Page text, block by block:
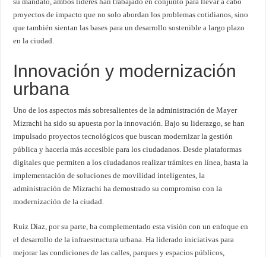
proyectos de impacto que no solo abordan los problemas cotidianos, sino
que también sientan las bases para un desarrollo sostenible a largo plazo
en la ciudad.
Innovación y modernización
urbana
Uno de los aspectos más sobresalientes de la administración de Mayer
Mizrachi ha sido su apuesta por la innovación. Bajo su liderazgo, se han
impulsado proyectos tecnológicos que buscan modernizar la gestión
pública y hacerla más accesible para los ciudadanos. Desde plataformas
digitales que permiten a los ciudadanos realizar trámites en línea, hasta la
implementación de soluciones de movilidad inteligentes, la
administración de Mizrachi ha demostrado su compromiso con la
modernización de la ciudad.
Ruiz Díaz, por su parte, ha complementado esta visión con un enfoque en
el desarrollo de la infraestructura urbana. Ha liderado iniciativas para
mejorar las condiciones de las calles, parques y espacios públicos,